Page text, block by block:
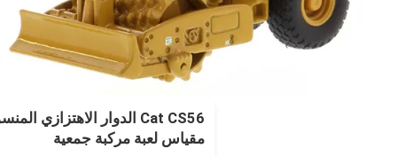
مقياس لعبة مركبة جمعية